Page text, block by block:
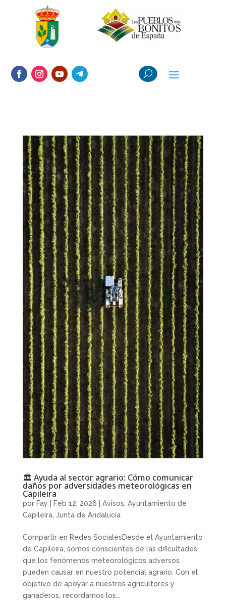
🏛️ Ayuda al sector agrario: Cómo comunicar
daños por adversidades meteorológicas en
Capileira
por Fay Feb 12, 2026 Avisos, Ayuntamiento de
Capileira, Junta de Andalucia
Compartir en Redes SocialesDesde el Ayuntamiento
de Capileira, somos conscientes de las dificultades
que los fenómenos meteorológicos adversos
pueden causar en nuestro potencial agrario. Con el
objetivo de apoyar a nuestros agricultores y
ganaderos, recordamos los...